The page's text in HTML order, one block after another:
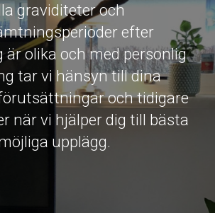
graviditeter och
efter
är olika och med personlig
tar vi hänsyn till dina
och tidigare
när vi hjälper dig till bästa
upplägg.